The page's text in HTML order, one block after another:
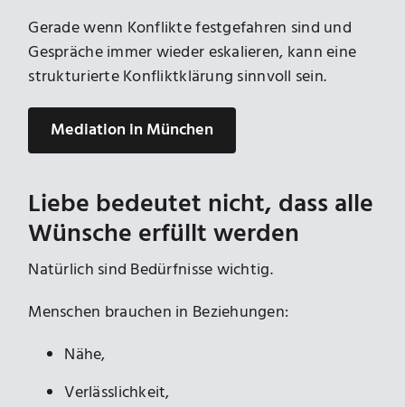
Gerade wenn Konflikte festgefahren sind und
Gespräche immer wieder eskalieren, kann eine
strukturierte Konfliktklärung sinnvoll sein.
Mediation in München
Liebe bedeutet nicht, dass alle
Wünsche erfüllt werden
Natürlich sind Bedürfnisse wichtig.
Menschen brauchen in Beziehungen:
Nähe,
Verlässlichkeit,